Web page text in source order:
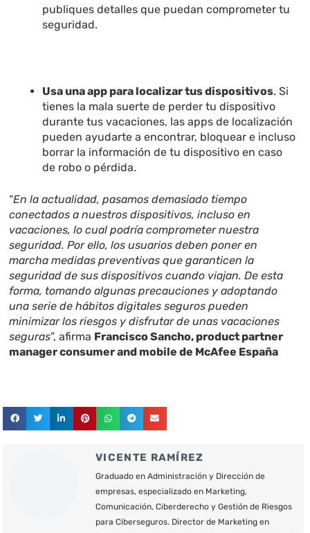
publiques detalles que puedan comprometer tu
seguridad.
Usa una app para localizar tus dispositivos. Si
tienes la mala suerte de perder tu dispositivo
durante tus vacaciones, las apps de localización
pueden ayudarte a encontrar, bloquear e incluso
borrar la información de tu dispositivo en caso
de robo o pérdida.
“En la actualidad, pasamos demasiado tiempo
conectados a nuestros dispositivos, incluso en
vacaciones, lo cual podría comprometer nuestra
seguridad. Por ello, los usuarios deben poner en
marcha medidas preventivas que garanticen la
seguridad de sus dispositivos cuando viajan. De esta
forma, tomando algunas precauciones y adoptando
una serie de hábitos digitales seguros pueden
minimizar los riesgos y disfrutar de unas vacaciones
seguras”, afirma Francisco Sancho, product partner
manager consumer and mobile de McAfee España
VICENTE RAMÍREZ
Graduado en Administración y Dirección de
empresas, especializado en Marketing,
Comunicación, Ciberderecho y Gestión de Riesgos
para Ciberseguros. Director de Marketing en